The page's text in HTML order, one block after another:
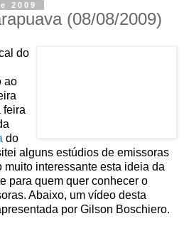
2009
(08/08/2009)
do
ao
feira
do
alguns estúdios de emissoras
interessante esta ideia da
para quem quer conhecer o
Abaixo, um vídeo desta
por Gilson Boschiero.